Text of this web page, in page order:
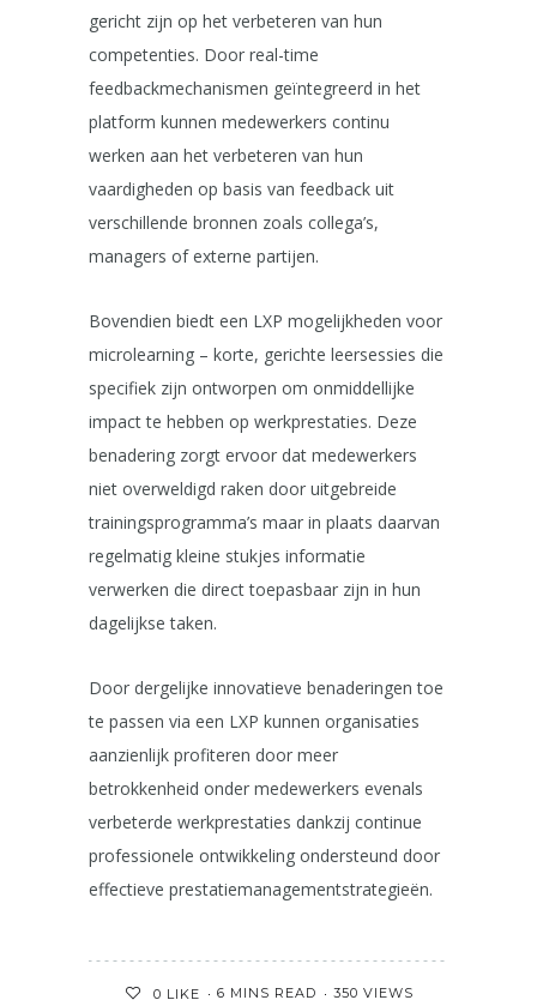
gericht zijn op het verbeteren van hun
competenties. Door real-time
feedbackmechanismen geïntegreerd in het
platform kunnen medewerkers continu
werken aan het verbeteren van hun
vaardigheden op basis van feedback uit
verschillende bronnen zoals collega’s,
managers of externe partijen.
Bovendien biedt een LXP mogelijkheden voor
microlearning – korte, gerichte leersessies die
specifiek zijn ontworpen om onmiddellijke
impact te hebben op werkprestaties. Deze
benadering zorgt ervoor dat medewerkers
niet overweldigd raken door uitgebreide
trainingsprogramma’s maar in plaats daarvan
regelmatig kleine stukjes informatie
verwerken die direct toepasbaar zijn in hun
dagelijkse taken.
Door dergelijke innovatieve benaderingen toe
te passen via een LXP kunnen organisaties
aanzienlijk profiteren door meer
betrokkenheid onder medewerkers evenals
verbeterde werkprestaties dankzij continue
professionele ontwikkeling ondersteund door
effectieve prestatiemanagementstrategieën.
0 LIKE 6 MINS READ 350 VIEWS